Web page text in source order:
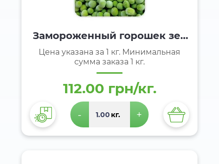
Замороженный горошек зел
еный
Цена указана за 1 кг. Минимальная
сумма заказа 1 кг.
112.00 грн/кг.
- кг. +